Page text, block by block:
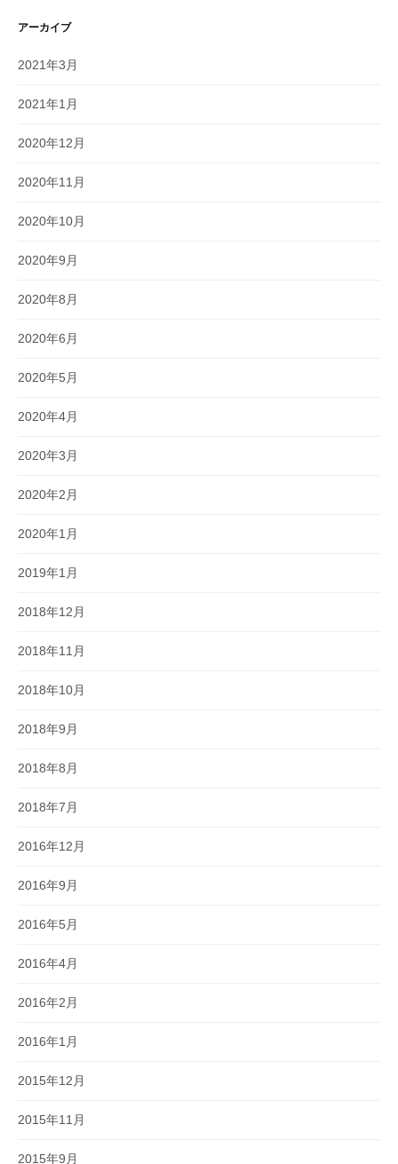
アーカイブ
2021年3月
2021年1月
2020年12月
2020年11月
2020年10月
2020年9月
2020年8月
2020年6月
2020年5月
2020年4月
2020年3月
2020年2月
2020年1月
2019年1月
2018年12月
2018年11月
2018年10月
2018年9月
2018年8月
2018年7月
2016年12月
2016年9月
2016年5月
2016年4月
2016年2月
2016年1月
2015年12月
2015年11月
2015年9月